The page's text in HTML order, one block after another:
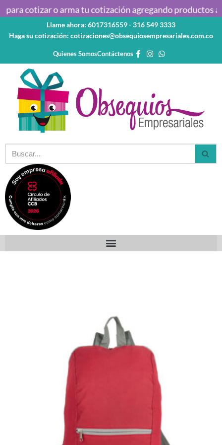
al
cotizar o arma tu cotización agregando productos al
Llame ahora: 6017316559 - 316 549 3333
Haga su cotización: cotizaciones@obsequiosempresariales.com.co
Quienes SomosContáctenos